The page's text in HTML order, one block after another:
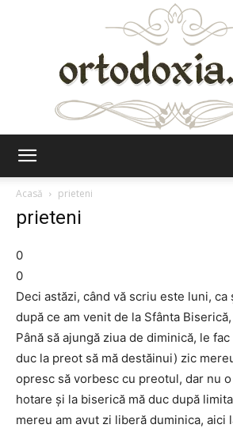
Acasă
prieteni
prieteni
0
0
Deci astăzi, când vă scriu este luni,
după ce am venit de la Sfânta
Până să ajungă ziua de diminică, le
duc la preot să mă destăinui) zic
opresc să vorbesc cu preotul, dar nu
hotare şi la biserică mă duc după
mereu am avut zi liberă duminica, aici